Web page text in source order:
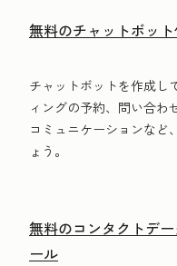
無料のチャットボッ
チャットボットを作成し
ィングの予約、問い合わ
コミュニケーションなど
ょう。
無料のコンタクトデ
ール